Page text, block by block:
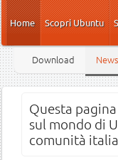
Salta al contenuto
Home
Scopri Ubuntu
Download News
Questa
sul mondo di
comunità